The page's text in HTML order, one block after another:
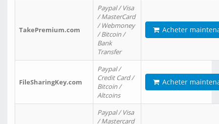
TakePremium.com
Paypal / Visa
/ MasterCard
/ Webmoney
/ Bitcoin /
Bank
Transfer
Acheter
FileSharingKey.com
Paypal /
Credit Card /
Bitcoin /
Altcoins
Acheter
Paypal / Visa
/ Mastercard